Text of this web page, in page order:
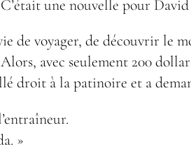
une nouvelle pour
de voyager, de découvrir le
avec seulement 200
droit à la patinoire et a
»